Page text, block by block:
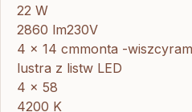
22 W
2860 lm230V
4 x 14 cmmonta -
lustra z listw LED
4 x 58
4200 K